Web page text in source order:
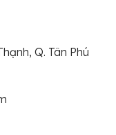
Q. Tân Phú